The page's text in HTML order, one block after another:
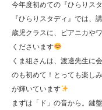
今年度初めての『ひらりス
『ひらりスタディ』では、
歳児クラスに、ピアニカや
くださいます
くま組さんは、渡邊先生に
のも初めて！とっても楽し
が輝いています
まずは「ド」の音から。鍵